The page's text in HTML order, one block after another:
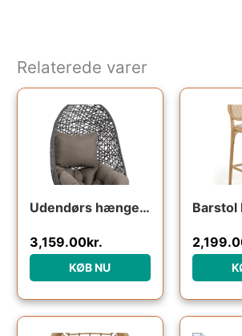
Relaterede varer
Udendørs hængestol Kave Home Florina sort polyrattan med grå hynde 120x64x86 cm
3,159.00kr.
KØB NU